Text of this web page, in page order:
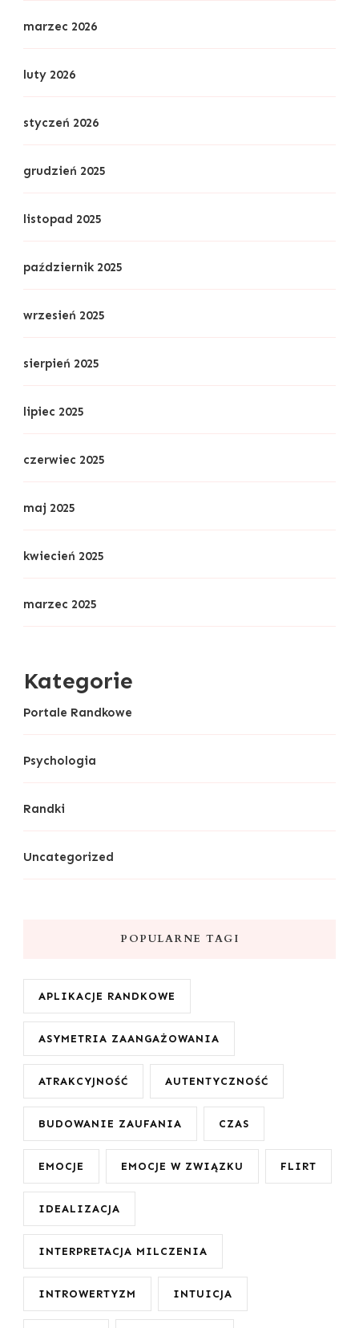
marzec 2026
luty 2026
styczeń 2026
grudzień 2025
listopad 2025
październik 2025
wrzesień 2025
sierpień 2025
lipiec 2025
czerwiec 2025
maj 2025
kwiecień 2025
marzec 2025
Kategorie
Portale Randkowe
Psychologia
Randki
Uncategorized
POPULARNE TAGI
APLIKACJE RANDKOWE
ASYMETRIA ZAANGAŻOWANIA
ATRAKCYJNOŚĆ AUTENTYCZNOŚĆ
BUDOWANIE ZAUFANIA CZAS
EMOCJE EMOCJE W ZWIĄZKU FLIRT
IDEALIZACJA
INTERPRETACJA MILCZENIA
INTROWERTYZM INTUICJA